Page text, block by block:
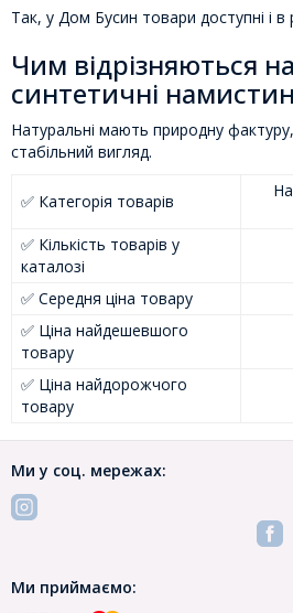
Так, у Дом Бусин товари доступні і в
Чим відрізняються
синтетичні
Натуральні мають природну
стабільний вигляд.
✅ Категорія товарів
✅ Кількість товарів у
каталозі
✅ Середня ціна товару
✅ Ціна найдешевшого
товару
✅ Ціна найдорожчого
товару
Ми у соц. мережах:
Ми приймаємо: